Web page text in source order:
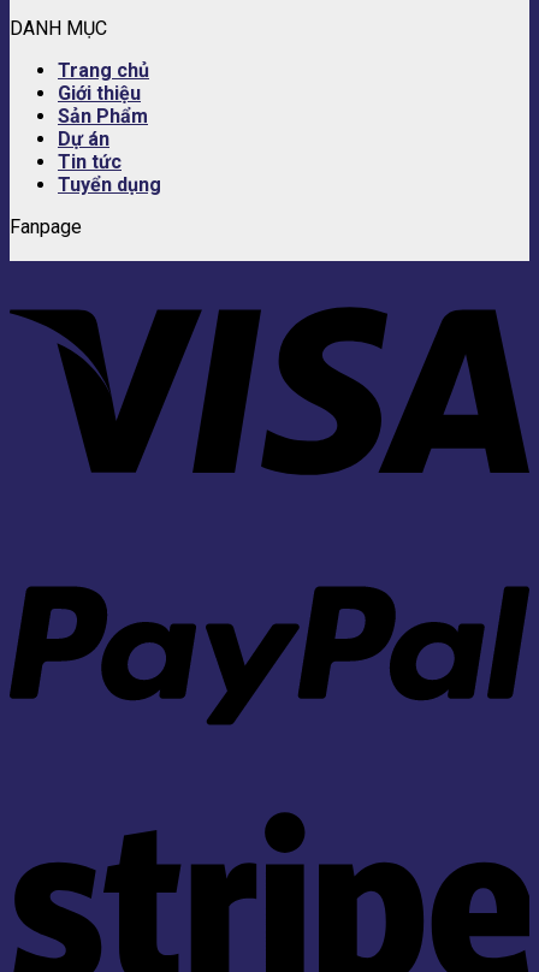
DANH MỤC
Trang chủ
Giới thiệu
Sản Phẩm
Dự án
Tin tức
Tuyển dụng
Fanpage